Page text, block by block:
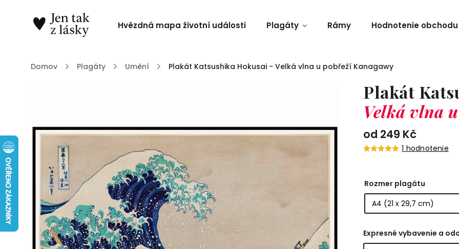
Hvězdná mapa životní události Plagáty Rámy Hodnotenie obchodu
Domov / Plagáty / Umění / Plakát Katsushika Hokusai - Velká vlna u pobřeží Kanagawy
Plakát
Velká vlna
od 249 Kč
1 hodnotenie
Rozmer plagátu
Expresné vybavenie a